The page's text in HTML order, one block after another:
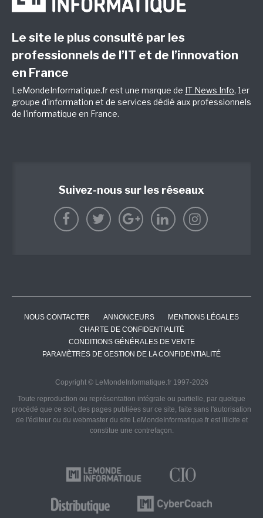
Le site le plus consulté par les
professionnels de l’IT et de l’innovation
en France
LeMondeInformatique.fr est une marque de IT News Info, 1er
groupe d'information et de services dédié aux professionnels
de l'informatique en France.
Suivez-nous sur les réseaux
NOUS CONTACTER ANNONCEURS
MENTIONS LÉGALES
CHARTE DE CONFIDENTIALITÉ
CONDITIONS GÉNÉRALES DE VENTE
PARAMÈTRES DE GESTION DE LA CONFIDENTIALITÉ
Copyright © LeMondeInformatique.fr 1997-2026
Toute reproduction ou représentation intégrale ou partielle, par quelque
procédé que ce soit, des pages publiées sur ce site, faite sans l'autorisation
de l'éditeur ou du webmaster du site LeMondeInformatique.fr est illicite et
constitue une contrefaçon.